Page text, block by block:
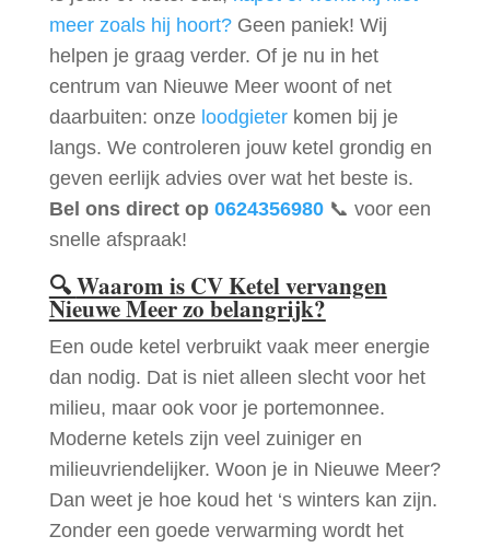
meer zoals hij hoort?Geen paniek! Wij
helpen je graag verder. Of je nu in het
centrum van Nieuwe Meer woont of net
daarbuiten: onze loodgieterkomen bij je
langs. We controleren jouw ketel grondig en
geven eerlijk advies over wat het beste is.
Bel ons direct op 0624356980📞 voor een
snelle afspraak!
🔍Waarom is CV Ketel vervangen
Nieuwe Meer zo belangrijk?
Een oude ketel verbruikt vaak meer energie
dan nodig. Dat is niet alleen slecht voor het
milieu, maar ook voor je portemonnee.
Moderne ketels zijn veel zuiniger en
milieuvriendelijker. Woon je in Nieuwe Meer?
Dan weet je hoe koud het ‘s winters kan zijn.
Zonder een goede verwarming wordt het